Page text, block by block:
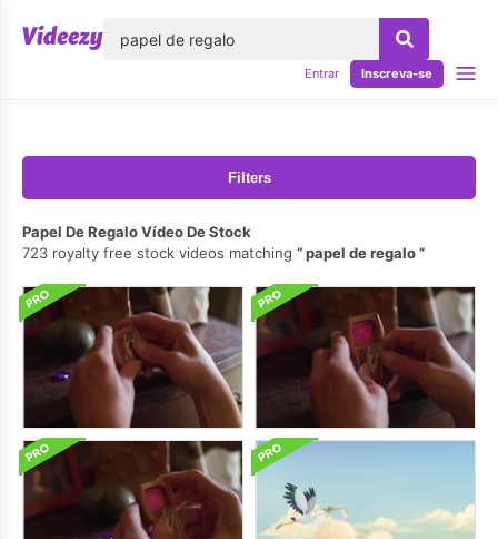
Entrar Inscreva-se
Filters
Papel De Regalo Vídeo De Stock
723 royalty free stock videos matching
papel de regalo